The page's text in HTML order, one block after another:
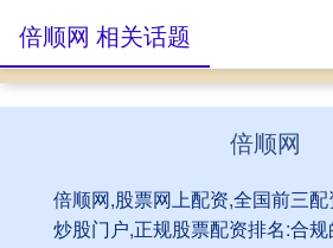
倍顺网
倍顺网,股票网上配资,全国前三
炒股门户,正规股票配资排名:合
倍顺网 相关话题